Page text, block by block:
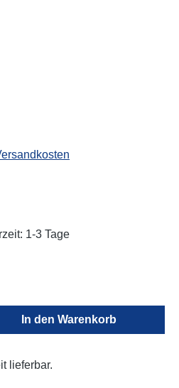
1-3 Tage
den gewünschten
In den Warenkorb
lieferbar.